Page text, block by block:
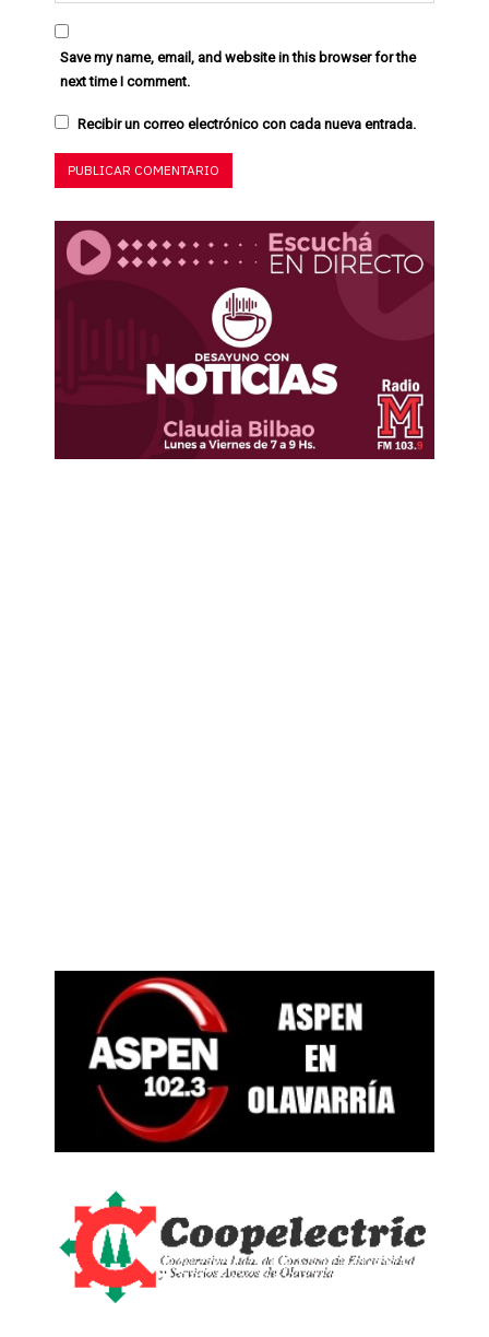
Save my name, email, and website in this browser for the
next time I comment.
Recibir un correo electrónico con cada nueva entrada.